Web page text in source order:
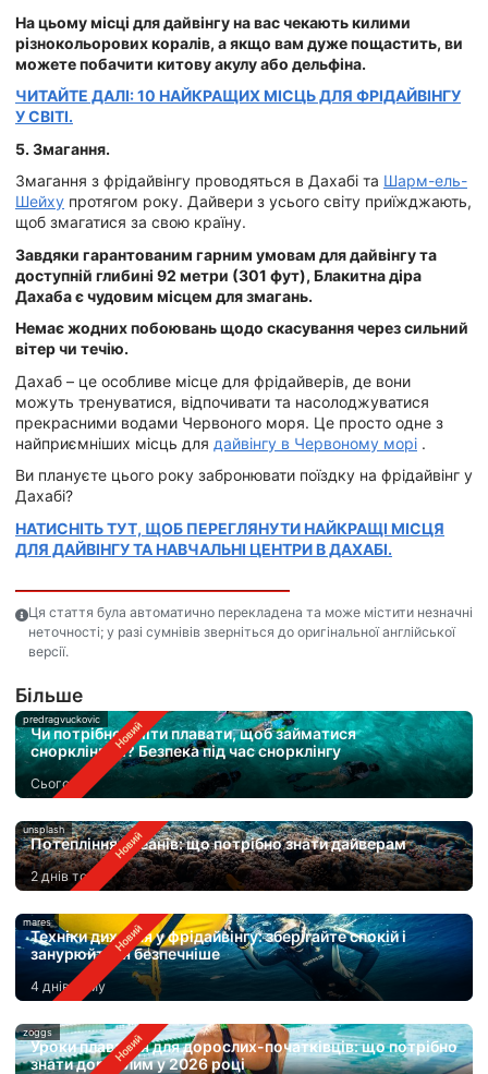
На цьому місці для дайвінгу на вас чекають килими
різнокольорових коралів, а якщо вам дуже пощастить, ви
можете побачити китову акулу або дельфіна.
ЧИТАЙТЕ ДАЛІ: 10 НАЙКРАЩИХ МІСЦЬ ДЛЯ ФРІДАЙВІНГУ
У СВІТІ.
5. Змагання.
Змагання з фрідайвінгу проводяться в Дахабі та Шарм-ель-
Шейху протягом року. Дайвери з усього світу приїжджають,
щоб змагатися за свою країну.
Завдяки гарантованим гарним умовам для дайвінгу та
доступній глибині 92 метри (301 фут), Блакитна діра
Дахаба є чудовим місцем для змагань.
Немає жодних побоювань щодо скасування через сильний
вітер чи течію.
Дахаб – це особливе місце для фрідайверів, де вони
можуть тренуватися, відпочивати та насолоджуватися
прекрасними водами Червоного моря. Це просто одне з
найприємніших місць для дайвінгу в Червоному морі .
Ви плануєте цього року забронювати поїздку на фрідайвінг у
Дахабі?
НАТИСНІТЬ ТУТ, ЩОБ ПЕРЕГЛЯНУТИ НАЙКРАЩІ МІСЦЯ
ДЛЯ ДАЙВІНГУ ТА НАВЧАЛЬНІ ЦЕНТРИ В ДАХАБІ.
Ця стаття була автоматично перекладена та може містити незначні
неточності; у разі сумнівів зверніться до оригінальної англійської
версії.
Бiльше
predragvuckovic
Чи потрібно вміти плавати, щоб займатися
снорклінгом? Безпека під час снорклінгу
Сьогодні
unsplash
Потепління океанів: що потрібно знати дайверам
2 днів тому
mares
Техніки дихання у фрідайвінгу: зберігайте спокій і
занурюйтеся безпечніше
4 днів тому
zoggs
Уроки плавання для дорослих-початківців: що потрібно
знати дорослим у 2026 році